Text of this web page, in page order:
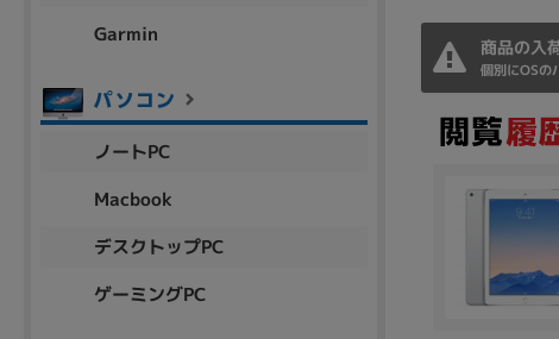
商品の入
個別にOSの
Garmin
ノートPC
Macbook
デスクトップPC
ゲーミングPC
MacOS
容量
~
円 ～